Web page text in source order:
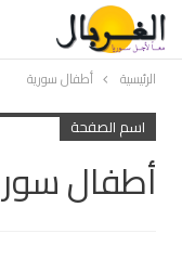
الرئيسية أطفال سورية
اسم الصفحة
أطفال